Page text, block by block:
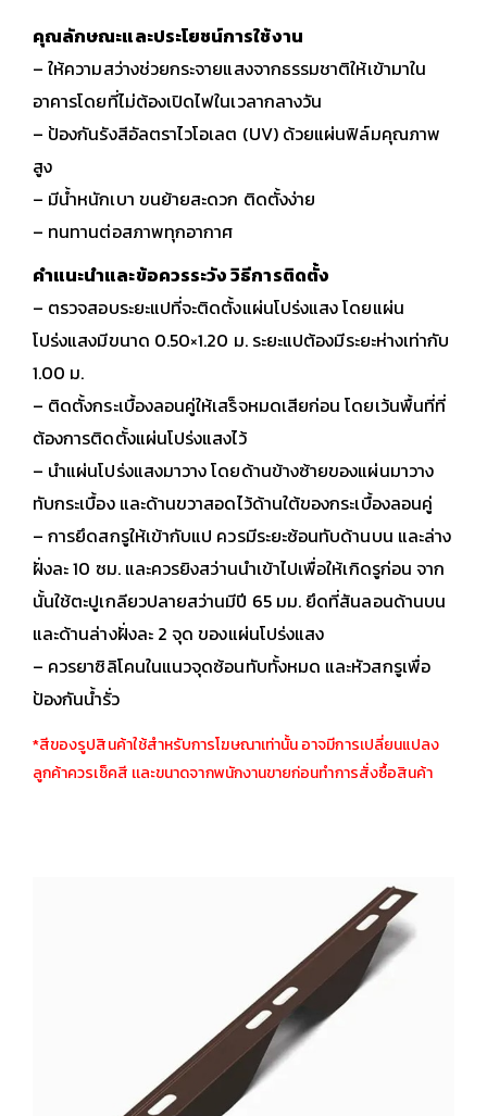
คุณลักษณะและประโยชน์การใช้งาน
– ให้ความสว่างช่วยกระจายแสงจากธรรมชาติให้เข้ามาใน
อาคารโดยที่ไม่ต้องเปิดไฟในเวลากลางวัน
– ป้องกันรังสีอัลตราไวโอเลต (UV) ด้วยแผ่นฟิล์มคุณภาพ
สูง
– มีน้ำหนักเบา ขนย้ายสะดวก ติดตั้งง่าย
– ทนทานต่อสภาพทุกอากาศ
คำแนะนำและข้อควรระวัง วิธีการติดตั้ง
– ตรวจสอบระยะแปที่จะติดตั้งแผ่นโปร่งแสง โดยแผ่น
โปร่งแสงมีขนาด 0.50×1.20 ม. ระยะแปต้องมีระยะห่างเท่ากับ
1.00 ม.
– ติดตั้งกระเบื้องลอนคู่ให้เสร็จหมดเสียก่อน โดยเว้นพื้นที่ที่
ต้องการติดตั้งแผ่นโปร่งแสงไว้
– นำแผ่นโปร่งแสงมาวาง โดยด้านข้างซ้ายของแผ่นมาวาง
ทับกระเบื้อง และด้านขวาสอดไว้ด้านใต้ของกระเบื้องลอนคู่
– การยึดสกรูให้เข้ากับแป ควรมีระยะซ้อนทับด้านบน และล่าง
ฝั่งละ 10 ซม. และควรยิงสว่านนำเข้าไปเพื่อให้เกิดรูก่อน จาก
นั้นใช้ตะปูเกลียวปลายสว่านมีปี 65 มม. ยึดที่สันลอนด้านบน
และด้านล่างฝั่งละ 2 จุด ของแผ่นโปร่งแสง
– ควรยาซิลิโคนในแนวจุดซ้อนทับทั้งหมด และหัวสกรูเพื่อ
ป้องกันน้ำรั่ว
*สีของรูปสินค้าใช้สำหรับการโฆษณาเท่านั้น อาจมีการเปลี่ยนแปลง
ลูกค้าควรเช็คสี เเละขนาดจากพนักงานขายก่อนทำการสั่งซื้อสินค้า